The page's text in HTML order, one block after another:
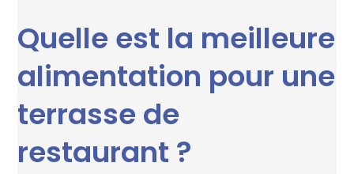
Quelle est la meilleure
alimentation pour une
terrasse de
restaurant ?